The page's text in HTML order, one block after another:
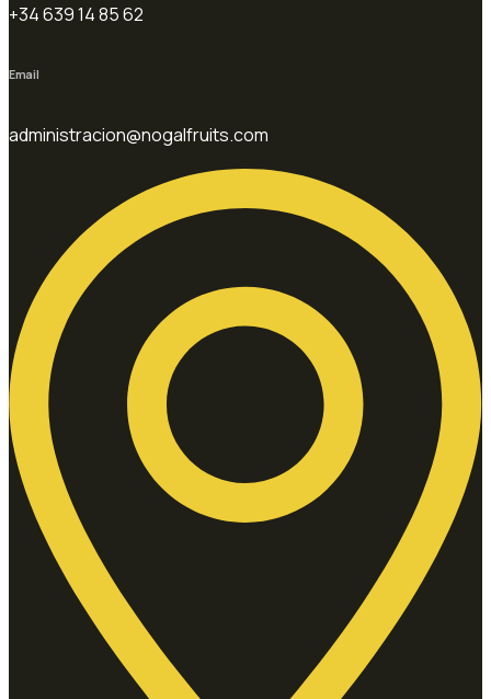
+34 639 14 85 62
Email
administracion@nogalfruits.com